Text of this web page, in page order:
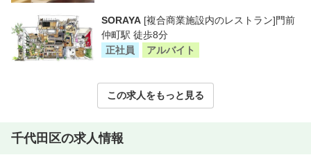
SORAYA [複合商業施設内のレストラン]門前
仲町駅 徒歩8分
正社員
アルバイト
この求人をもっと見る
千代田区の求人情報